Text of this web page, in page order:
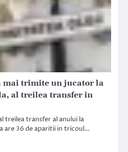
mai trimite un jucator la
al treilea transfer in
treilea transfer al anului la
are 36 de aparitii in tricoul…